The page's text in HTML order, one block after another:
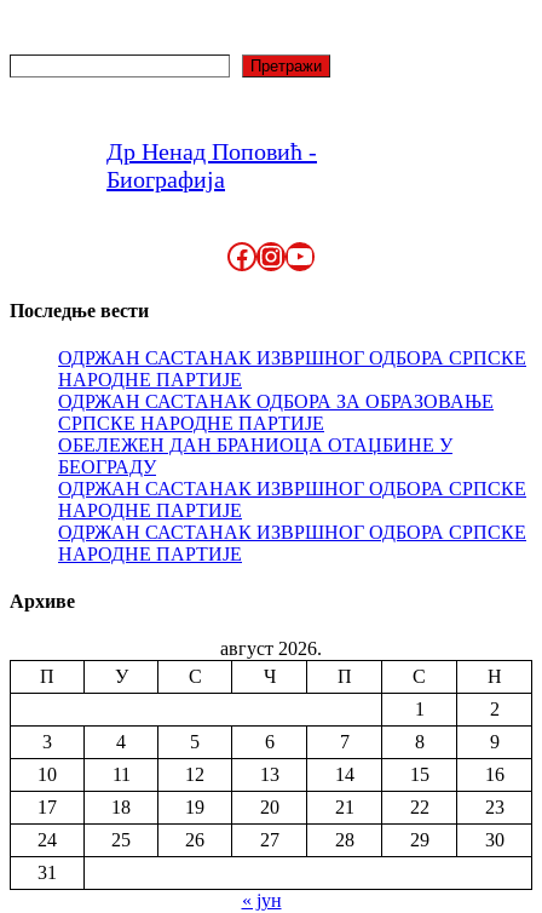
Претражи
Др Ненад Поповић -
Биографија
Facebook
Instagram
YouTube
Последње вести
ОДРЖАН САСТАНАК ИЗВРШНОГ ОДБОРА СРПСКЕ
НАРОДНЕ ПАРТИЈЕ
ОДРЖАН САСТАНАК ОДБОРА ЗА ОБРАЗОВАЊЕ
СРПСКЕ НАРОДНЕ ПАРТИЈЕ
ОБЕЛЕЖЕН ДАН БРАНИОЦА ОТАЏБИНЕ У
БЕОГРАДУ
ОДРЖАН САСТАНАК ИЗВРШНОГ ОДБОРА СРПСКЕ
НАРОДНЕ ПАРТИЈЕ
ОДРЖАН САСТАНАК ИЗВРШНОГ ОДБОРА СРПСКЕ
НАРОДНЕ ПАРТИЈЕ
Архиве
август 2026.
П
У С Ч П С
Н
1
2
3
4 5 6 7 8
9
10
11 12 13 14 15
16
17
18 19 20 21 22
23
24
25 26 27 28 29
30
31
« јун